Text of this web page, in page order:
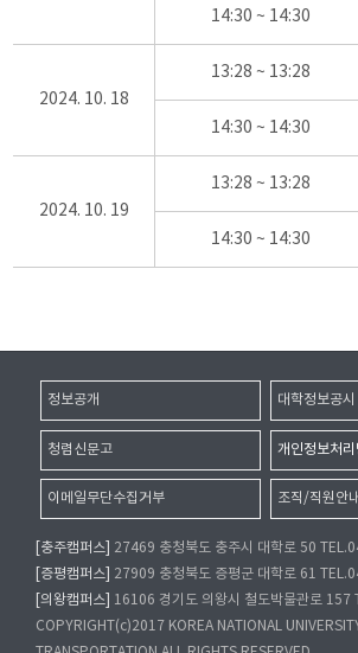
14:30 ~ 14:30
2024. 10. 18
13:28 ~ 13:28
14:30 ~ 14:30
2024. 10. 19
13:28 ~ 13:28
14:30 ~ 14:30
정보공개 대학정보공시
청렴신문고 개인정보처리
이메일무단수집거부 조직/직원안내
[충주캠퍼스]
27469 충청북도 충주시 대학로 50
[증평캠퍼스]
27909 충청북도 증평군 대학로 61
[의왕캠퍼스]
16106 경기도 의왕시 철도박물관로
COPYRIGHT(c)2017 KOREA NATIONAL